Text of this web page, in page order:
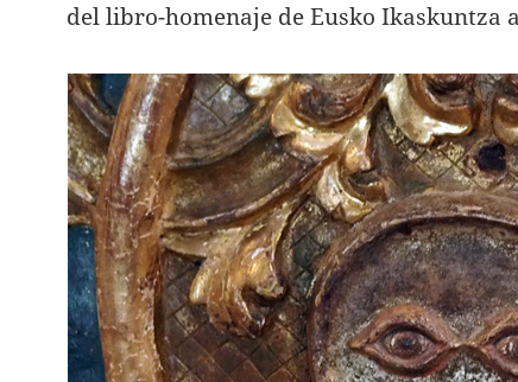
del libro-homenaje de Eusko Ikaskuntza